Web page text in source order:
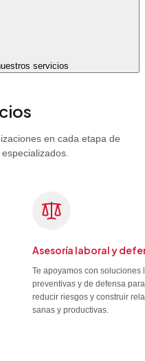
servicios
en cada etapa de
Asesoría laboral y
Te apoyamos con soluciones
preventivas y de defensa
reducir riesgos y construir
sanas y productivas.